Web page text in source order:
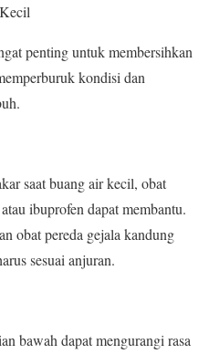
penting untuk membersihkan
kondisi dan
saat buang air kecil, obat
ibuprofen dapat membantu.
obat pereda gejala kandung
sesuai anjuran.
bawah dapat mengurangi rasa